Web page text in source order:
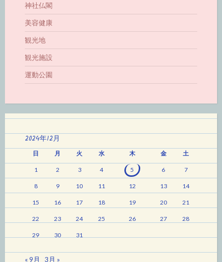
神社仏閣
美容健康
観光地
観光施設
運動公園
2024年12月
日 月 火 水 木 金 土
1 2 3 4 5 6 7
8 9 10 11 12 13 14
15 16 17 18 19 20 21
22 23 24 25 26 27 28
29 30 31
« 9月 3月 »